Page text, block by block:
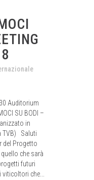
Auditorium
SU BODI –
in
TVB) Saluti
del Progetto
che sarà
futuri
che...